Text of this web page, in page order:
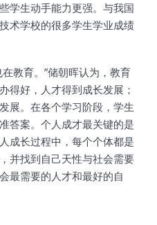
学生动手能力更强。与我国
术学校的很多学生学业成绩
教育。”储朝晖认为，教育
得好，人才得到成长发展；
展。在各个学习阶段，学生
答案。个人成才最关键的是
成长过程中，每个个体都是
并找到自己天性与社会需要
最需要的人才和最好的自